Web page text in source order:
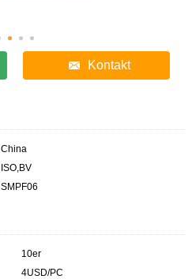
Kontakt
China
ISO,BV
SMPF06
10er
4USD/PC